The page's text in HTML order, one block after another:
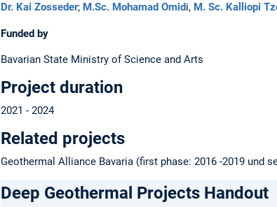
Dr. Kai Zosseder; M.Sc. Mohamad Omidi, M. Sc. Kalliopi
Funded by
Bavarian State Ministry of Science and Arts
Project duration
2021 - 2024
Related projects
Geothermal Alliance Bavaria (first phase: 2016 -2019 und
Deep Geothermal Projects Handout